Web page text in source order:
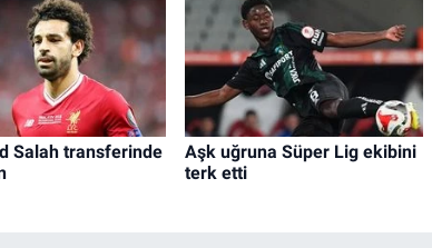
Salah transferinde
Aşk uğruna Süper Lig ekibini
terk etti